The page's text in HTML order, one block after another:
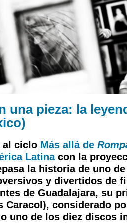
una pieza: la
al ciclo Más allá de
Latinacon la
la historia de uno
y divertidos de
de Guadalajara, su
Caracol), considerado
uno de los diez discos